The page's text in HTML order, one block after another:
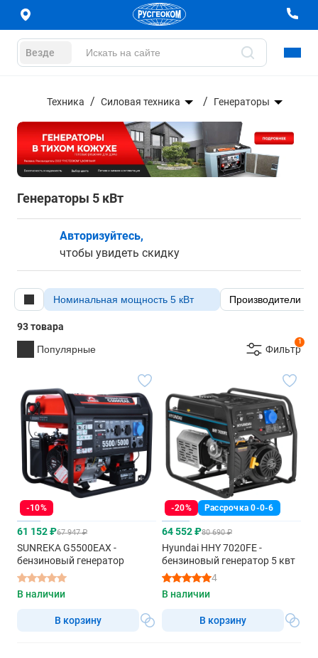
Везде
Техника Силовая техника Генераторы
Генераторы 5 кВт
Авторизуйтесь,
чтобы увидеть скидку
Номинальная мощность 5 кВт Производители
93 товара
Популярные
1
Фильтр
-10%
61 152 ₽67 947 ₽
SUNREKA G5500EAX -
бензиновый генератор
В наличии
В корзину
-20% Рассрочка 0-0-6
64 552 ₽80 690 ₽
Hyundai HHY 7020FE -
бензиновый генератор 5 квт
4
В наличии
В корзину